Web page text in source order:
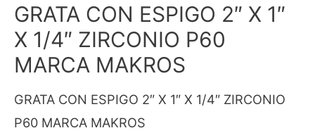
GRATA CON ESPIGO 2″ X 1″
X 1/4″ ZIRCONIO P60
MARCA MAKROS
GRATA CON ESPIGO 2″ X 1″ X 1/4″ ZIRCONIO
P60 MARCA MAKROS